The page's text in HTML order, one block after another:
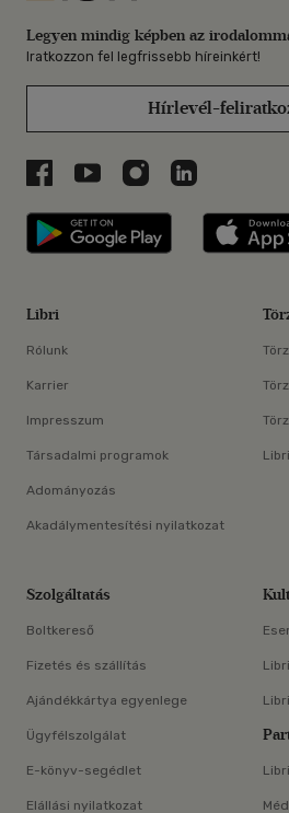
Legyen mindig képben az
Iratkozzon fel legfrissebb híreinkért!
Hírlevél-
Libri a Facebookon
Libri a Youtube-on
Libri azLibri a
Libri
Libri
Rólunk
Karrier
Impresszum
Társadalmi programok
Adományozás
Akadálymentesítési nyilatkozat
Szolgáltatás
Boltkereső
Fizetés és szállítás
Ajándékkártya egyenlege
Ügyfélszolgálat
E-könyv-segédlet
Elállási nyilatkozat